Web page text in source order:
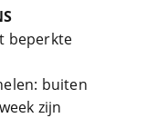
beperkte
buiten
zijn